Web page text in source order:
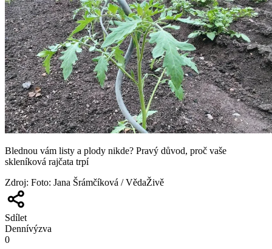
Blednou vám listy a plody nikde? Pravý důvod, proč vaše
skleníková rajčata trpí
Zdroj: Foto: Jana Šrámčíková / VědaŽivě
Sdílet
Dennívýzva
0